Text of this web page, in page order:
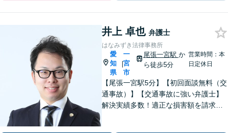
井上 卓也 弁護士
はなみずき法律事務所
愛
知
県
|
一
宮
市
尾張一宮駅 か
ら徒歩5分
営業時間：本
日定休日
【尾張一宮駅5分】【初回面談無料（交
通事故）】【交通事故に強い弁護士】
解決実績多数！適正な損害額を請求